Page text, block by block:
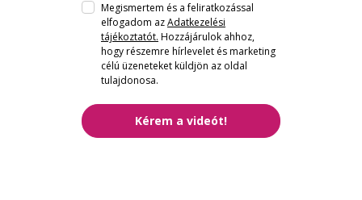
Megismertem és a feliratkozással
elfogadom azAdatkezelési
tájékoztatót. Hozzájárulok ahhoz,
hogy részemre hírlevelet és marketing
célú üzeneteket küldjön az oldal
tulajdonosa.
Kérem a videót!